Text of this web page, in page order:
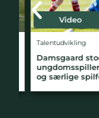
Video
Talentudvikling
Damsgaard stod
ungdomsspiller
og særlige